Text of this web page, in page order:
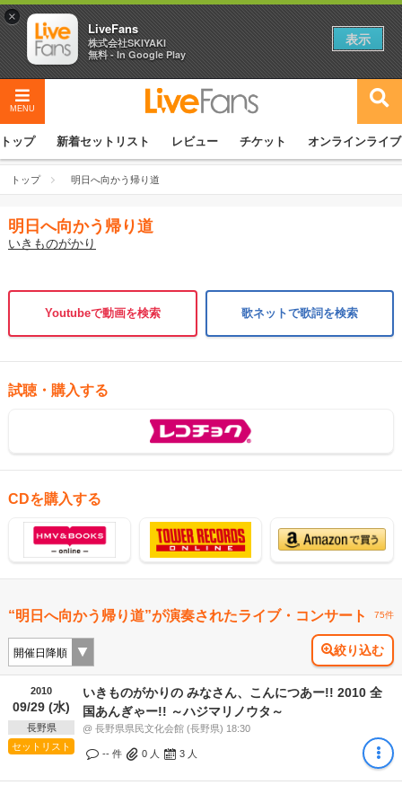
MENU
トップ 新着セットリスト レビュー チケット オンラインライブ
トップ 明日へ向かう帰り道
明日へ向かう帰り道
いきものがかり
Youtubeで動画を検索 歌ネットで歌詞を検索
試聴・購入する
CDを購入する
“明日へ向かう帰り道”が演奏されたライブ・コンサート 75件
絞り込む
2010
09/29 (水)
長野県
セットリスト
いきものがかりの みなさん、こんにつあー!! 2010 全
国あんぎゃー!! ～ハジマリノウタ～
@ 長野県県民文化会館 (長野県) 18:30
-- 件 0 人 3 人
×
LiveFans
株式会社SKIYAKI
無料 - In Google Play
表示